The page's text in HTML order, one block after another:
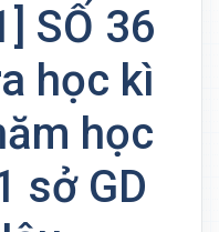
SỐ 36
học kì
học
sở GD